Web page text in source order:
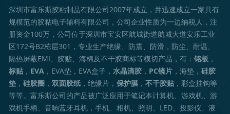
深圳市富乐斯胶粘制品有限公司2007年成立，并迅速成立一家具有
规模范的胶粘电子辅料有限公司，公司企业性质为一边纳税人，注
册资金100万，公司位于深圳市宝安区航城街道航城大道安乐工业
区172号B2栋层301，专业生产绝缘、防震、防滑，防尘、耐温、
隔热屏蔽EMI、胶贴、海棉及不干胶商标等模切产品，有：铭板 ，
标贴 ， EVA ，EVA垫，EVA盒子，水晶滴胶 ， PC镜片 ，海垫，硅胶
垫 ，硅胶圈 ，双面胶纸 ，绝缘片，保护膜 ，不干胶贴 ，彩盒挂钩等
等等。富乐斯公司的产品被广泛应用于笔记本计算机、游戏机、游
戏机手柄、音响蓝牙耳机，手机、相机、照明、LED、投影仪、液